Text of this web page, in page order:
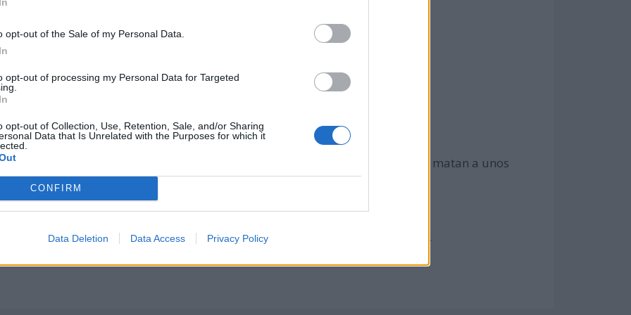
opt-out of the Sale of my Personal Data.
opt-out of processing my Personal Data for Targeted
opt-out of Collection, Use, Retention, Sale, and/or Sharing
Data that Is Unrelated with the Purposes for which it
CONFIRM
Data Deletion Data Access Privacy Policy
que tengan más de 10 empleados.
Español de Madrid, de Federico García Lorca.
en Dakota del Sur (Estados Unidos), en la que militares blancos disparan y matan a unos
niños y ancianos.
por el que se comunican las aguas del mar Mediterráneo y del mar Rojo.